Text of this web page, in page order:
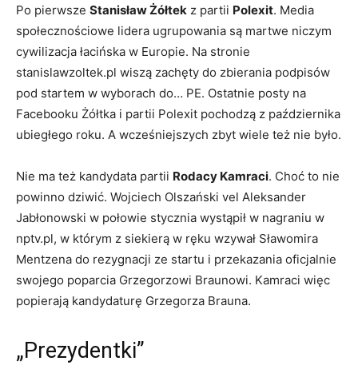
Po pierwsze Stanisław Żółtek z partii Polexit. Media
społecznościowe lidera ugrupowania są martwe niczym
cywilizacja łacińska w Europie. Na stronie
stanislawzoltek.pl wiszą zachęty do zbierania podpisów
pod startem w wyborach do… PE. Ostatnie posty na
Facebooku Żółtka i partii Polexit pochodzą z października
ubiegłego roku. A wcześniejszych zbyt wiele też nie było.
Nie ma też kandydata partii Rodacy Kamraci. Choć to nie
powinno dziwić. Wojciech Olszański vel Aleksander
Jabłonowski w połowie stycznia wystąpił w nagraniu w
nptv.pl, w którym z siekierą w ręku wzywał Sławomira
Mentzena do rezygnacji ze startu i przekazania oficjalnie
swojego poparcia Grzegorzowi Braunowi. Kamraci więc
popierają kandydaturę Grzegorza Brauna.
„Prezydentki”